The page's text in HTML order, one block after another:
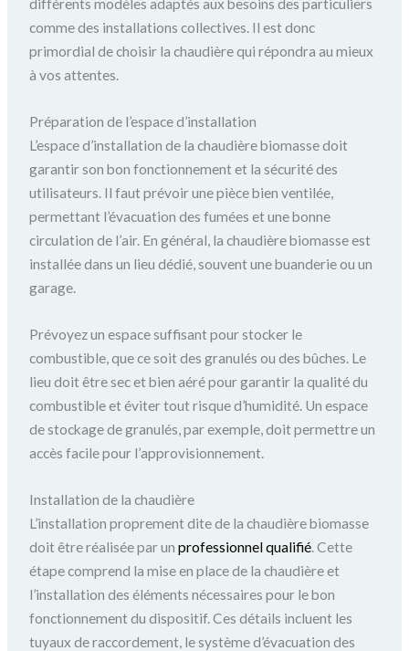
différents modèles adaptés aux besoins des particuliers
comme des installations collectives. Il est donc
primordial de choisir la chaudière qui répondra au mieux
à vos attentes.
Préparation de l’espace d’installation
L’espace d’installation de la chaudière biomasse doit
garantir son bon fonctionnement et la sécurité des
utilisateurs. Il faut prévoir une pièce bien ventilée,
permettant l’évacuation des fumées et une bonne
circulation de l’air. En général, la chaudière biomasse est
installée dans un lieu dédié, souvent une buanderie ou un
garage.
Prévoyez un espace suffisant pour stocker le
combustible, que ce soit des granulés ou des bûches. Le
lieu doit être sec et bien aéré pour garantir la qualité du
combustible et éviter tout risque d’humidité. Un espace
de stockage de granulés, par exemple, doit permettre un
accès facile pour l’approvisionnement.
Installation de la chaudière
L’installation proprement dite de la chaudière biomasse
doit être réalisée par unprofessionnel qualifié. Cette
étape comprend la mise en place de la chaudière et
l’installation des éléments nécessaires pour le bon
fonctionnement du dispositif. Ces détails incluent les
tuyaux de raccordement, le système d’évacuation des